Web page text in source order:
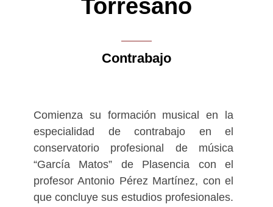
Torresano
Contrabajo
Comienza su formación musical en la
especialidad de contrabajo en el
conservatorio profesional de música
“García Matos” de Plasencia con el
profesor Antonio Pérez Martínez, con el
que concluye sus estudios profesionales.